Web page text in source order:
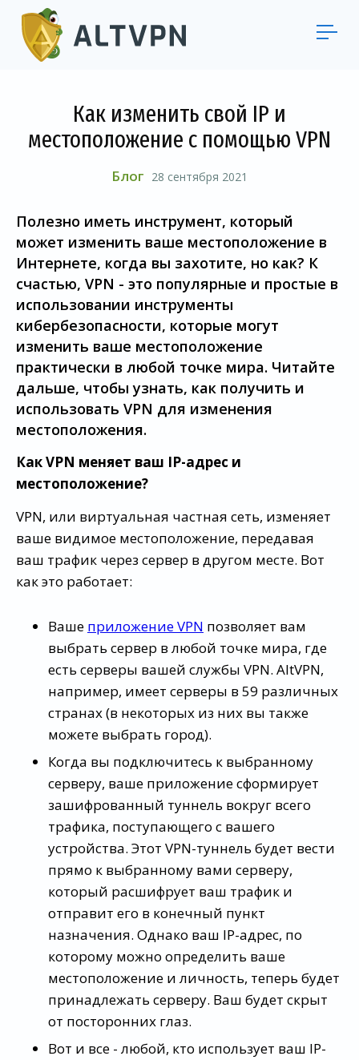
Как изменить свой IP и
местоположение с помощью VPN
Блог 28 сентября 2021
Полезно иметь инструмент, который
может изменить ваше местоположение в
Интернете, когда вы захотите, но как? К
счастью, VPN - это популярные и простые в
использовании инструменты
кибербезопасности, которые могут
изменить ваше местоположение
практически в любой точке мира. Читайте
дальше, чтобы узнать, как получить и
использовать VPN для изменения
местоположения.
Как VPN меняет ваш IP-адрес и
местоположение?
VPN, или виртуальная частная сеть, изменяет
ваше видимое местоположение, передавая
ваш трафик через сервер в другом месте. Вот
как это работает:
Ваше приложение VPN позволяет вам
выбрать сервер в любой точке мира, где
есть серверы вашей службы VPN. AltVPN,
например, имеет серверы в 59 различных
странах (в некоторых из них вы также
можете выбрать город).
Когда вы подключитесь к выбранному
серверу, ваше приложение сформирует
зашифрованный туннель вокруг всего
трафика, поступающего с вашего
устройства. Этот VPN-туннель будет вести
прямо к выбранному вами серверу,
который расшифрует ваш трафик и
отправит его в конечный пункт
назначения. Однако ваш IP-адрес, по
которому можно определить ваше
местоположение и личность, теперь будет
принадлежать серверу. Ваш будет скрыт
от посторонних глаз.
Вот и все - любой, кто использует ваш IP-